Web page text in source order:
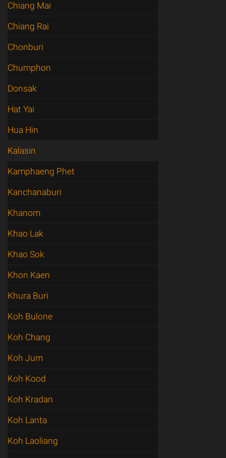
Chiang Mai
Chiang Rai
Chonburi
Chumphon
Donsak
Hat Yai
Hua Hin
Kalasin
Kamphaeng Phet
Kanchanaburi
Khanom
Khao Lak
Khao Sok
Khon Kaen
Khura Buri
Koh Bulone
Koh Chang
Koh Jum
Koh Kood
Koh Kradan
Koh Lanta
Koh Laoliang